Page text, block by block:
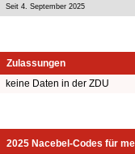
Seit 4. September 2025
Zulassungen
keine Daten in der ZDU
2025 Nacebel-Codes für